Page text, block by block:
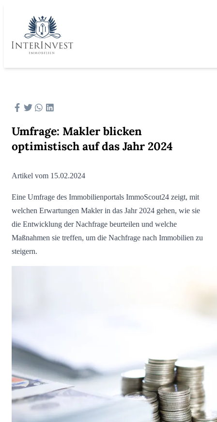
Umfrage: Makler blicken
optimistisch auf das Jahr 2024
Artikel vom 15.02.2024
Eine Umfrage des Immobilienportals ImmoScout24 zeigt, mit
welchen Erwartungen Makler in das Jahr 2024 gehen, wie sie
die Entwicklung der Nachfrage beurteilen und welche
Maßnahmen sie treffen, um die Nachfrage nach Immobilien zu
steigern.